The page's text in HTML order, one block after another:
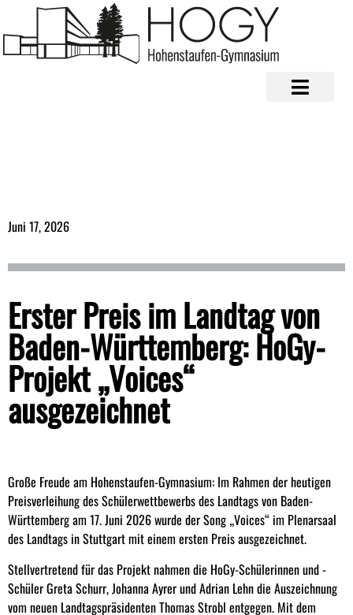
Juni 17, 2026
Erster Preis im Landtag von
Baden-Württemberg: HoGy-
Projekt „Voices“
ausgezeichnet
Große Freude am Hohenstaufen-Gymnasium: Im Rahmen der heutigen
Preisverleihung des Schülerwettbewerbs des Landtags von Baden-
Württemberg am 17. Juni 2026 wurde der Song „Voices“ im Plenarsaal
des Landtags in Stuttgart mit einem ersten Preis ausgezeichnet.
Stellvertretend für das Projekt nahmen die HoGy-Schülerinnen und -
Schüler Greta Schurr, Johanna Ayrer und Adrian Lehn die Auszeichnung
vom neuen Landtagspräsidenten Thomas Strobl entgegen. Mit dem